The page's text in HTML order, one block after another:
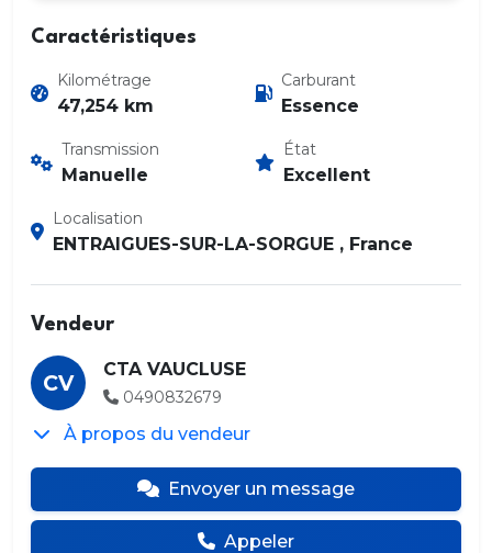
Caractéristiques
Kilométrage
47,254 km
Carburant
Essence
Transmission
Manuelle
État
Excellent
Localisation
ENTRAIGUES-SUR-LA-SORGUE , France
Vendeur
CV
CTA VAUCLUSE
0490832679
À propos du vendeur
Envoyer un message
Appeler